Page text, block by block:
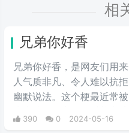
相
兄弟你好香
兄弟你好香，是网友们用
人气质非凡、令人难以抗
幽默说法。这个梗最近常
来表达同性之间的爱慕之情
纯跟风玩梗。最初来自qq用
390 0 2024-05-16